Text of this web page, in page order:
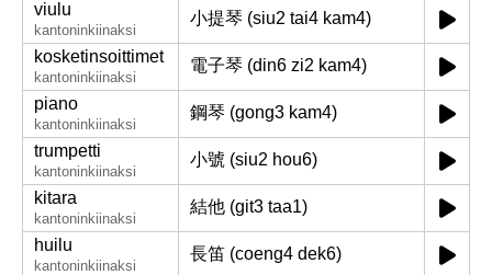
viulu
kantoninkiinaksi
小提琴 (siu2 tai4 kam4)
kosketinsoittimet
kantoninkiinaksi
電子琴 (din6 zi2 kam4)
piano
kantoninkiinaksi
鋼琴 (gong3 kam4)
trumpetti
kantoninkiinaksi
小號 (siu2 hou6)
kitara
kantoninkiinaksi
結他 (git3 taa1)
huilu
kantoninkiinaksi
長笛 (coeng4 dek6)